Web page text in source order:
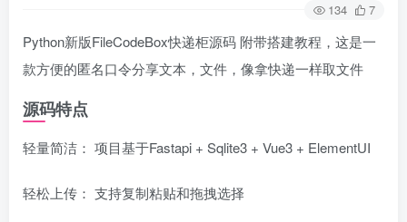
134 7
Python新版FileCodeBox快递柜源码 附带搭建教程，这是一
款方便的匿名口令分享文本，文件，像拿快递一样取文件
源码特点
轻量简洁： 项目基于Fastapi + Sqlite3 + Vue3 + ElementUI
轻松上传： 支持复制粘贴和拖拽选择